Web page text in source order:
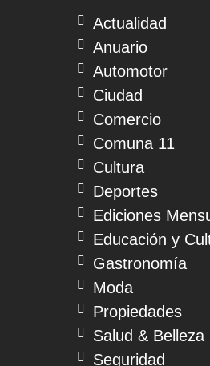
Actualidad
Anuario
Automotor
Ciudad
Comercio
Comuna 11
Cultura
Deportes
Ediciones
Educación y
Gastronomía
Moda
Propiedades
Salud & Belleza
Seguridad